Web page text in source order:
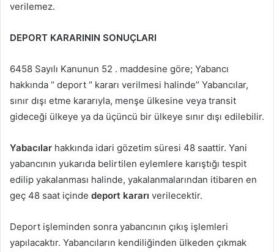
verilemez.
DEPORT KARARININ SONUÇLARI
6458 Sayılı Kanunun 52 . maddesine göre; Yabancı
hakkında ‘’ deport ‘’ kararı verilmesi halinde’’ Yabancılar,
sınır dışı etme kararıyla, menşe ülkesine veya transit
gideceği ülkeye ya da üçüncü bir ülkeye sınır dışı edilebilir.
Yabacılar hakkında idari gözetim süresi 48 saattir. Yani
yabancının yukarıda belirtilen eylemlere karıştığı tespit
edilip yakalanması halinde, yakalanmalarından itibaren en
geç 48 saat içinde deport kararı verilecektir.
Deport işleminden sonra yabancının çıkış işlemleri
yapılacaktır. Yabancıların kendiliğinden ülkeden çıkmak